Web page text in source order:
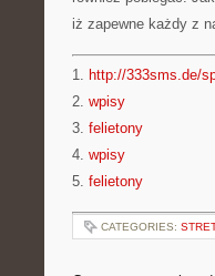
iż zapewne każdy z
1. http://333sms.de/
2. wpisy
3. felietony
4. wpisy
5. felietony
CATEGORIES: